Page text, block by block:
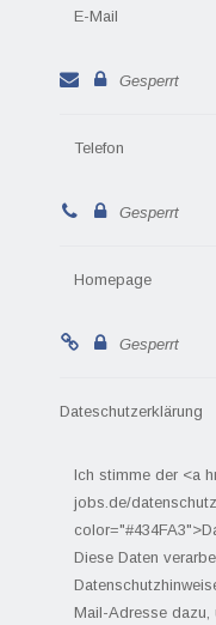
E-Mail
Gesperrt
Telefon
Gesperrt
Homepage
Gesperrt
Dateschutzerklärung
Ich stimme der <a
jobs.de/
Diese Daten
Mail-Adresse dazu,